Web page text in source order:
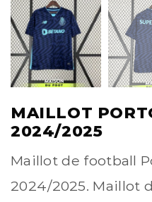
MAILLOT
2024/2025
Maillot de football
2024/2025. Maillot